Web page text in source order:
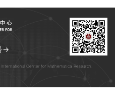
→
Center for Mathematical Research.